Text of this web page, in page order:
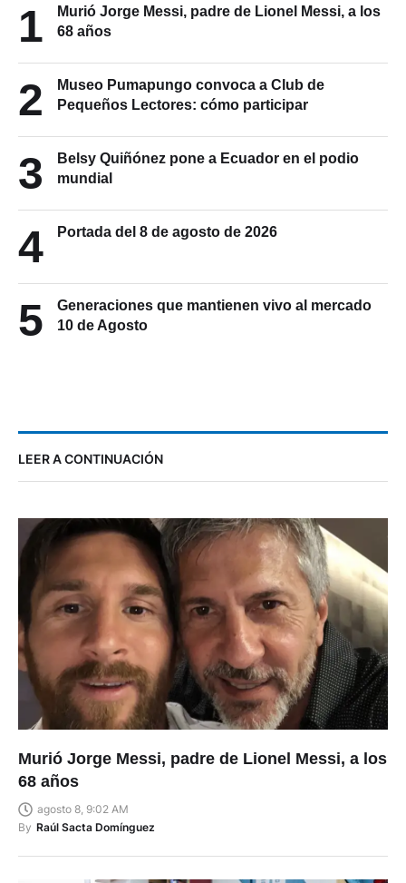
1
Murió Jorge Messi, padre de Lionel Messi, a los
68 años
2
Museo Pumapungo convoca a Club de
Pequeños Lectores: cómo participar
3
Belsy Quiñónez pone a Ecuador en el podio
mundial
4 Portada del 8 de agosto de 2026
5
Generaciones que mantienen vivo al mercado
10 de Agosto
LEER A CONTINUACIÓN
Murió Jorge Messi, padre de Lionel Messi, a los
68 años
agosto 8, 9:02 AM
By Raúl Sacta Domínguez